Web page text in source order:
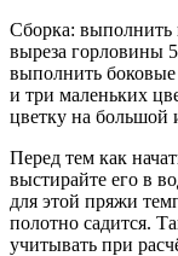
Сборка: выполнить
выреза горловины
выполнить
и три маленьких
цветку на большой
Перед тем как
выстирайте его в
для этой пряжи
полотно садится.
учитывать при